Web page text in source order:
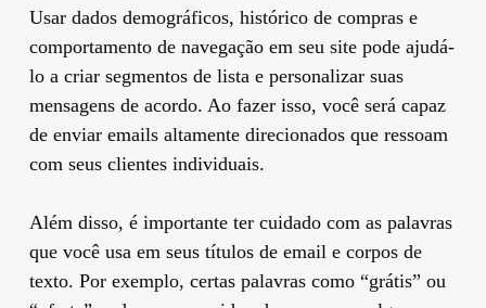
Usar dados demográficos, histórico de compras e
comportamento de navegação em seu site pode ajudá-
lo a criar segmentos de lista e personalizar suas
mensagens de acordo. Ao fazer isso, você será capaz
de enviar emails altamente direcionados que ressoam
com seus clientes individuais.
Além disso, é importante ter cuidado com as palavras
que você usa em seus títulos de email e corpos de
texto. Por exemplo, certas palavras como “grátis” ou